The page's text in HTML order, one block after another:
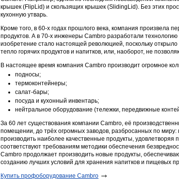
крышек (FlipLid) и скользящих крышек (SlidingLid). Без этих
кухонную утварь.
Кроме того, в 60-х годах прошлого века, компания произвела
продуктов. А в 70-х инженеры Cambro разработали
изобретение стало настоящей революцией, поскольку
тепло горячих продуктов и напитков, или, наоборот, не
В настоящее время компания Cambro производит огромное
подносы;
термоконтейнеры;
салат-бары;
посуда и кухонный инвентарь;
нейтральное оборудование (тележки, передвижные
За 60 лет существования компании Cambro, её
помещении, до трёх огромных заводов, разбросанных по
производить наиболее качественные продукты,
соответствуют требованиям методики обеспечения
Cambro продолжает производить новые продукты,
созданию лучших условий для хранения напитков и пищевых
Купить профоборудование Cambro